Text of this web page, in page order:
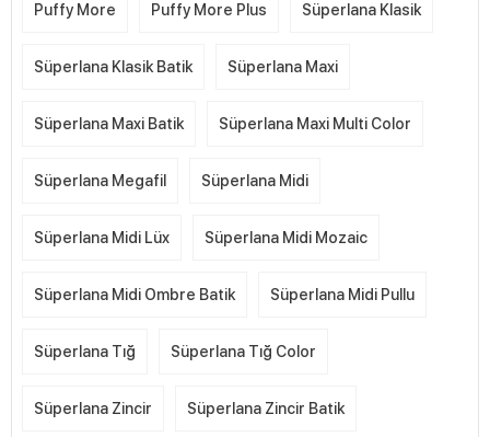
Puffy More Puffy More Plus Süperlana Klasik
Süperlana Klasik Batik Süperlana Maxi
Süperlana Maxi Batik Süperlana Maxi Multi Color
Süperlana Megafil Süperlana Midi
Süperlana Midi Lüx Süperlana Midi Mozaic
Süperlana Midi Ombre Batik Süperlana Midi Pullu
Süperlana Tığ Süperlana Tığ Color
Süperlana Zincir Süperlana Zincir Batik